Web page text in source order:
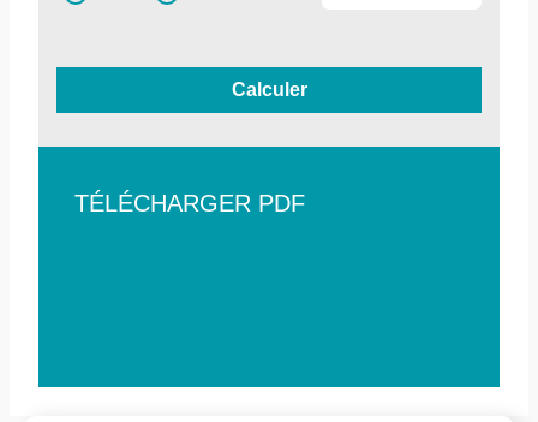
Calculer
TÉLÉCHARGER PDF